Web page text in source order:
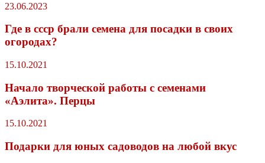
23.06.2023
Где в ссср брали семена для посадки в своих
огородах?
15.10.2021
Начало творческой работы с семенами
«Аэлита». Перцы
15.10.2021
Подарки для юных садоводов на любой вкус